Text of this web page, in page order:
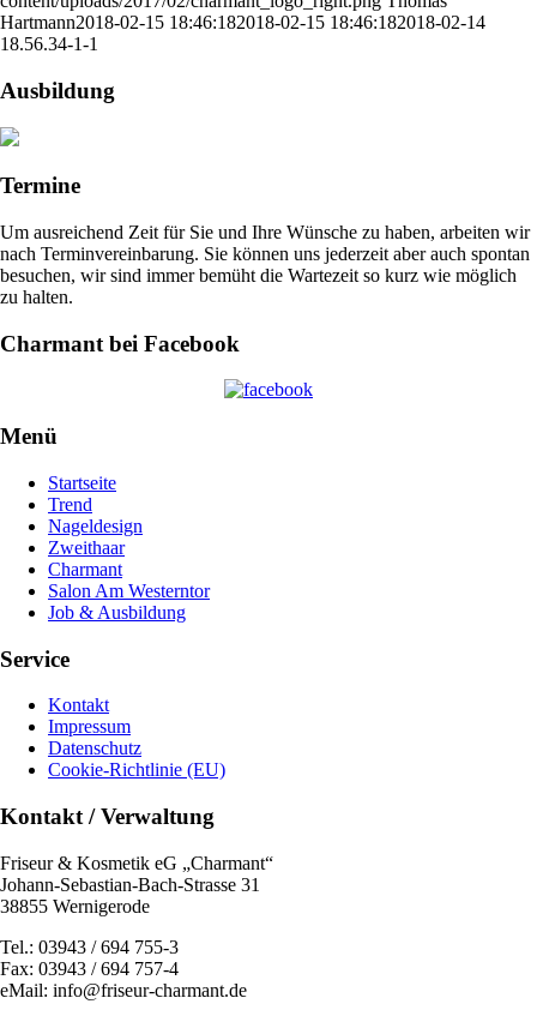
Hartmann2018-02-15 18:46:182018-02-15 18:46:182018-02-14
18.56.34-1-1
Ausbildung
Termine
Um ausreichend Zeit für Sie und Ihre Wünsche zu haben, arbeiten wir
nach Terminvereinbarung. Sie können uns jederzeit aber auch spontan
besuchen, wir sind immer bemüht die Wartezeit so kurz wie möglich
zu halten.
Charmant bei Facebook
Menü
Startseite
Trend
Nageldesign
Zweithaar
Charmant
Salon Am Westerntor
Job & Ausbildung
Service
Kontakt
Impressum
Datenschutz
Cookie-Richtlinie (EU)
Kontakt / Verwaltung
Friseur & Kosmetik eG „Charmant“
Johann-Sebastian-Bach-Strasse 31
38855 Wernigerode
Tel.: 03943 / 694 755-3
Fax: 03943 / 694 757-4
eMail: info@friseur-charmant.de